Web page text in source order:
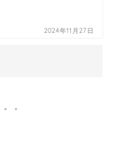
2024年11月27日